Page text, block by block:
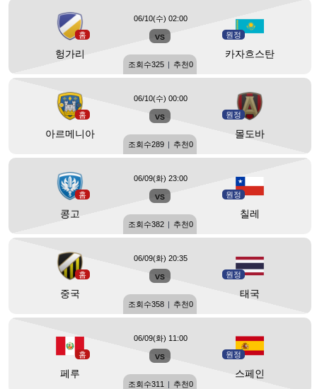
홈
헝가리
vs 원정
카자흐스탄
06/10(수) 02:00
조회수325 | 추천0
홈
아르메니아
vs 원정
몰도바
06/10(수) 00:00
조회수289 | 추천0
홈
콩고
vs 원정
칠레
06/09(화) 23:00
조회수382 | 추천0
홈
중국
vs 원정
태국
06/09(화) 20:35
조회수358 | 추천0
홈
페루
vs 원정
스페인
06/09(화) 11:00
조회수311 | 추천0